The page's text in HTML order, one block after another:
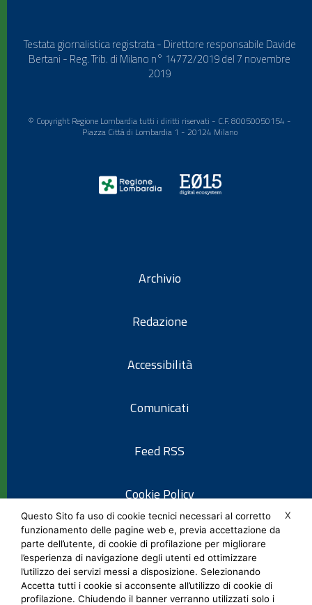
Testata giornalistica registrata - Direttore responsabile Davide
Bertani - Reg. Trib. di Milano n° 14772/2019 del 7 novembre
2019
© Copyright Regione Lombardia tutti i diritti riservati - C.F. 80050050154 -
Piazza Città di Lombardia 1 - 20124 Milano
Archivio
Redazione
Accessibilità
Comunicati
Feed RSS
Cookie Policy
Informativa privacy
Note legali
X
Questo Sito fa uso di cookie tecnici necessari al corretto
funzionamento delle pagine web e, previa accettazione da
parte dell’utente, di cookie di profilazione per migliorare
l’esperienza di navigazione degli utenti ed ottimizzare
l’utilizzo dei servizi messi a disposizione. Selezionando
Accetta tutti i cookie si acconsente all’utilizzo di cookie di
profilazione. Chiudendo il banner verranno utilizzati solo i